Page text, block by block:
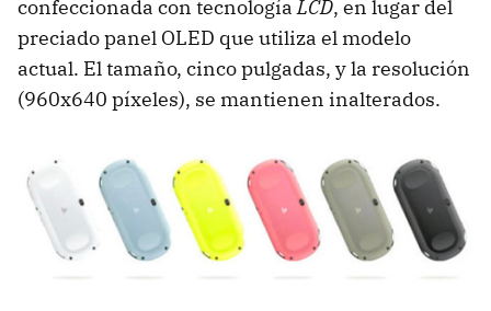
confeccionada con tecnologíaLCD, en lugar del
preciado panel OLED que utiliza el modelo
actual. El tamaño, cinco pulgadas, y la resolución
(960x640 píxeles), se mantienen inalterados.